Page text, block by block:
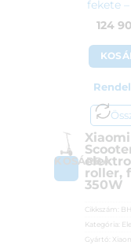
fekete
124
KOSÁRBA
roller,
350W
Cikkszám:
Kategória:
Gyártó: